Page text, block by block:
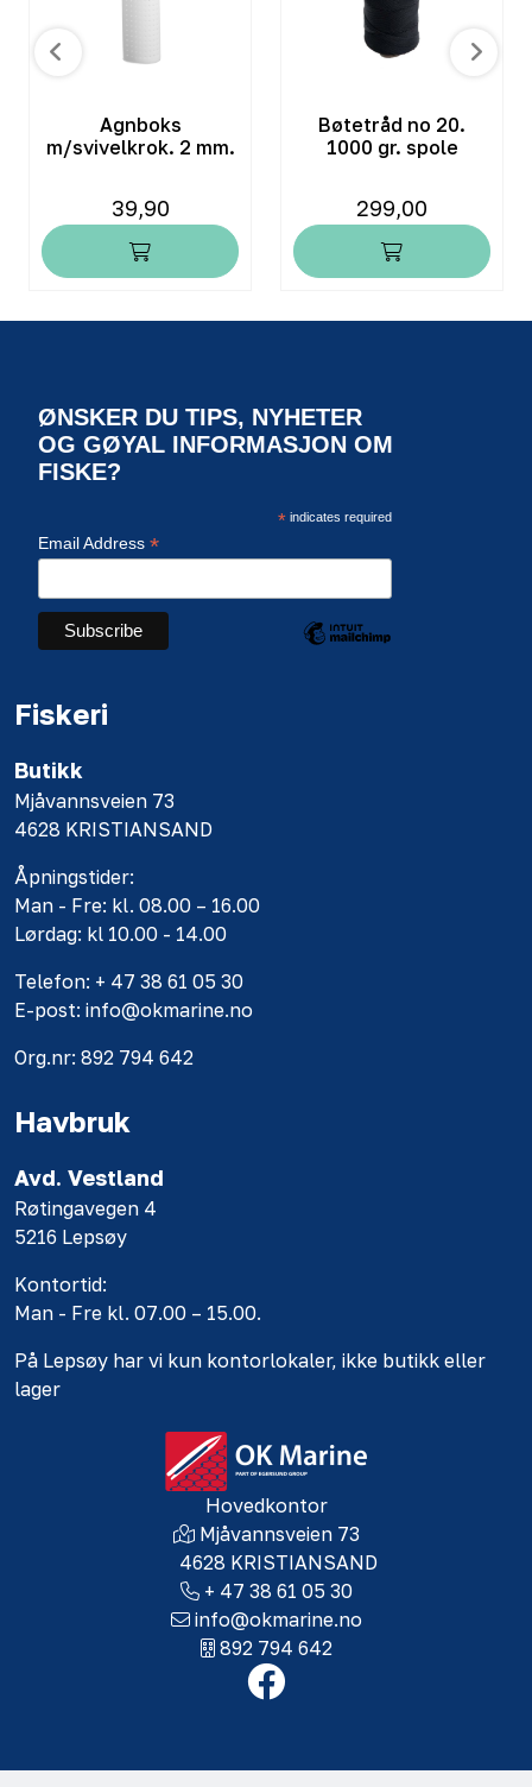
Agnboks
m/svivelkrok. 2 mm.
39,90
Bøtetråd no 20.
1000 gr. spole
299,00
ØNSKER DU TIPS, NYHETER
OG GØYAL INFORMASJON OM
FISKE?
*indicates required
Email Address *
Fiskeri
Butikk
Mjåvannsveien 73
4628 KRISTIANSAND
Åpningstider:
Man - Fre: kl. 08.00 – 16.00
Lørdag: kl 10.00 - 14.00
Telefon: + 47 38 61 05 30
E-post: info@okmarine.no
Org.nr: 892 794 642
Havbruk
Avd. Vestland
Røtingavegen 4
5216 Lepsøy
Kontortid:
Man - Fre kl. 07.00 – 15.00.
På Lepsøy har vi kun kontorlokaler, ikke butikk eller
lager
Hovedkontor
Mjåvannsveien 73
4628 KRISTIANSAND
+ 47 38 61 05 30
info@okmarine.no
892 794 642